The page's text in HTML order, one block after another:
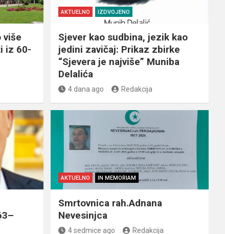
više
iz 60-
AKTUELNO IZDVOJENO
Sjever kao sudbina, jezik kao
jedini zavičaj: Prikaz zbirke
“Sjevera je najviše” Muniba
Delalića
4 dana ago Redakcija
AKTUELNO IN MEMORIAM
Smrtovnica rah.Adnana
Nevesinjca
4 sedmice ago Redakcija